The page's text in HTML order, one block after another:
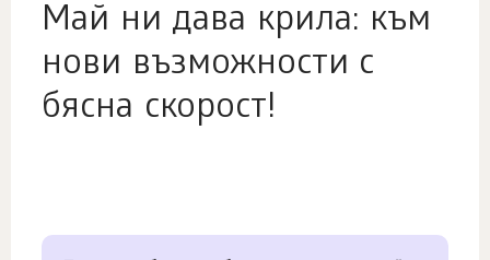
Май ни дава крила: към
нови възможности с
бясна скорост!